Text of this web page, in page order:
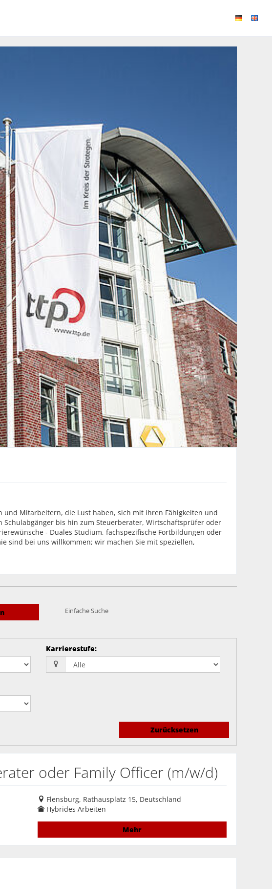
und Mitarbeitern, die Lust haben, sich mit ihren Fähigkeiten und
bis hin zum Steuerberater, Wirtschaftsprüfer oder
- Duales Studium, fachspezifische Fortbildungen oder
sind bei uns willkommen; wir machen Sie mit speziellen,
Einfache Suche
Karrierestufe:
Zurücksetzen
oder Family Officer (m/w/d)
Flensburg, Rathausplatz 15, Deutschland
Hybrides Arbeiten
Mehr